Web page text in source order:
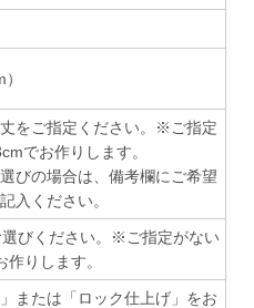
をご指定ください。※ご指定
でお作りします。
びの場合は、備考欄にご希望
入ください。
びください。※ご指定がない
りします。
または「ロック仕上げ」をお